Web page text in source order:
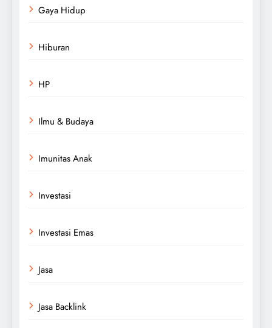
Gaya Hidup
Hiburan
HP
Ilmu & Budaya
Imunitas Anak
Investasi
Investasi Emas
Jasa
Jasa Backlink